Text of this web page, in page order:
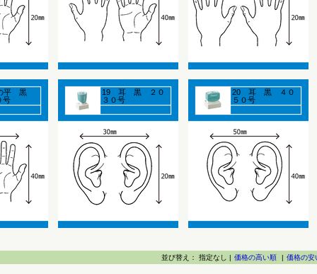
平 黒
号
19 耳 黒 ２０
３０号
20 耳 黒 ４０
５０号
並び替え： 指定なし | 価格の高い順 | 価格の安